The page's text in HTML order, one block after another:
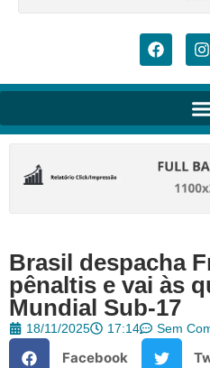
Brasil despacha
pênaltis e vai às
Mundial Sub-17
18/11/2025 17:14 Sem
Facebook